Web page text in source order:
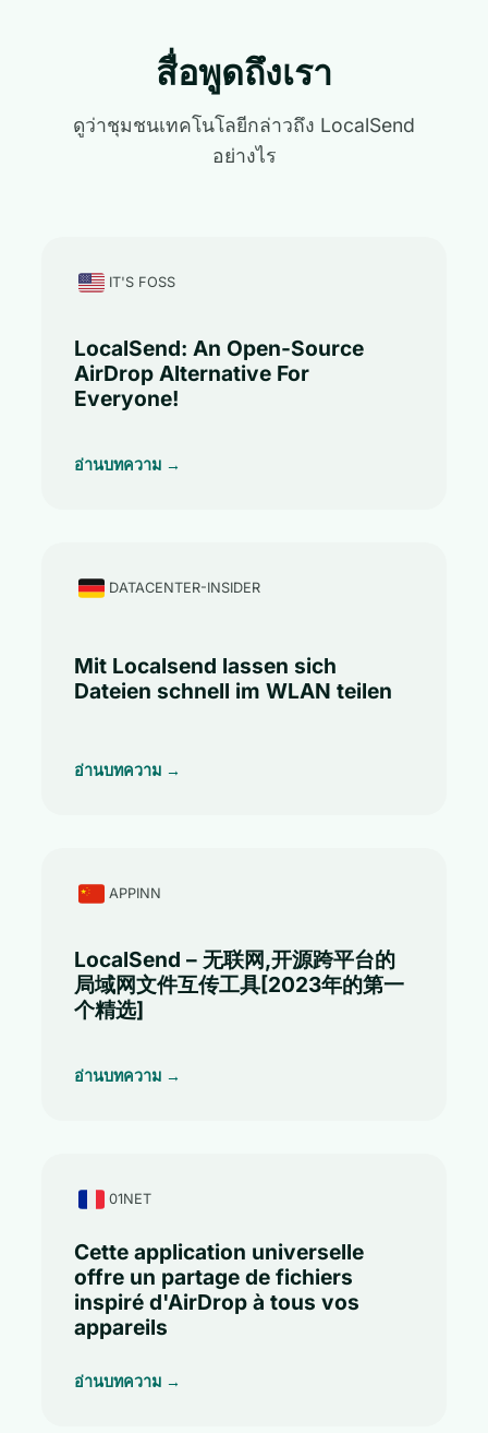
สื่อพูดถึงเรา
ดูว่าชุมชนเทคโนโลยีกล่าวถึง LocalSend
อย่างไร
IT'S FOSS
LocalSend: An Open-Source
AirDrop Alternative For
Everyone!
อ่านบทความ →
DATACENTER-INSIDER
Mit Localsend lassen sich
Dateien schnell im WLAN teilen
อ่านบทความ →
APPINN
LocalSend – 无联网,开源跨平台的
局域网文件互传工具[2023年的第一
个精选]
อ่านบทความ →
01NET
Cette application universelle
offre un partage de fichiers
inspiré d'AirDrop à tous vos
appareils
อ่านบทความ →